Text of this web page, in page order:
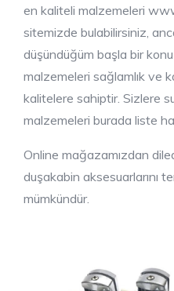
en kaliteli malzemeleri
sitemizde bulabilirsiniz,
düşündüğüm başla bir
malzemeleri sağlamlık ve
kalitelere sahiptir. Sizlere
malzemeleri burada liste
Online mağazamızdan
duşakabin aksesuarlarını
mümkündür.